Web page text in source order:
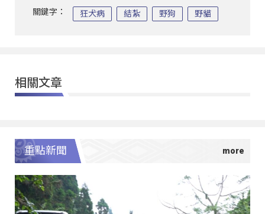
關鍵字： 狂犬病 結紮 野狗 野貓
相關文章
重點新聞